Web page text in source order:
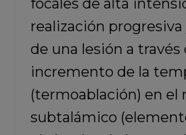
focales de alta
realización
de una lesión a través
incremento de la
(termoablación) en el
subtalámico